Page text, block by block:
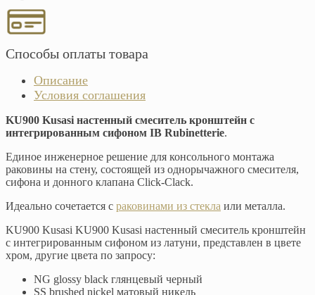
Способы оплаты товара
Описание
Условия соглашения
KU900 Kusasi настенный смеситель кронштейн с
интегрированным сифоном IB Rubinetterie.
Единое инженерное решение для консольного монтажа
раковины на стену, состоящей из однорычажного смесителя,
сифона и донного клапана Click-Clack.
Идеально сочетается с раковинами из стекла или металла.
KU900 Kusasi KU900 Kusasi настенный смеситель кронштейн
с интегрированным сифоном из латуни, представлен в цвете
хром, другие цвета по запросу:
NG glossy black глянцевый черный
SS brushed nickel матовый никель